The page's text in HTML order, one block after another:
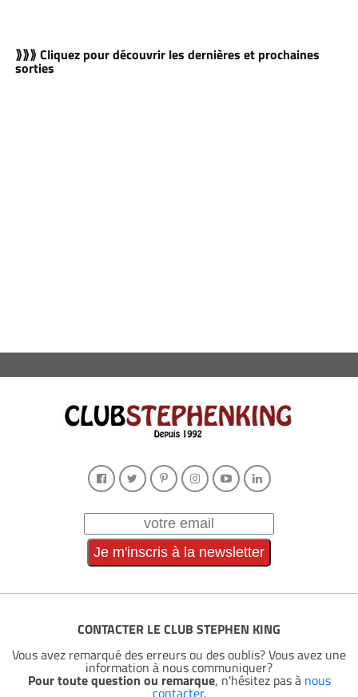
⟫⟫⟫ Cliquez pour découvrir les dernières et prochaines
sorties
CONTACTER LE CLUB STEPHEN KING
Vous avez remarqué des erreurs ou des oublis? Vous avez une
information à nous communiquer?
Pour toute question ou remarque, n'hésitez pas à nous